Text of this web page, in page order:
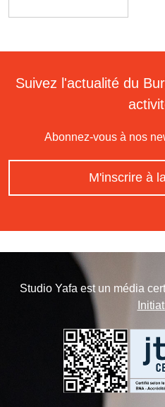
Suivez l'actualité du
Abonnez-vous à nos
M'inscrire à
Studio Yafa est un média